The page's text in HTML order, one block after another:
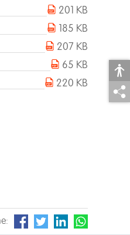
201 KB
185 KB
207 KB
65 KB
220 KB